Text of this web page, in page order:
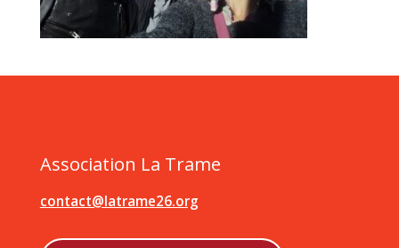
Association La Trame
contact@latrame26.org